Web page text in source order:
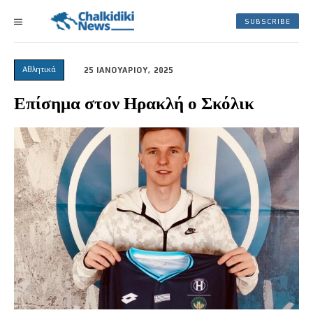
SUBSCRIBE
Αθλητικά 25 ΙΑΝΟΥΑΡΙΟΥ, 2025
Επίσημα στον Ηρακλή ο Σκόλικ